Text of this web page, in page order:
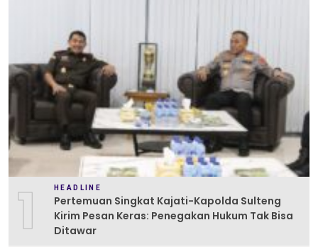
1 HEADLINE
Pertemuan Singkat Kajati-Kapolda Sulteng
Kirim Pesan Keras: Penegakan Hukum Tak Bisa
Ditawar